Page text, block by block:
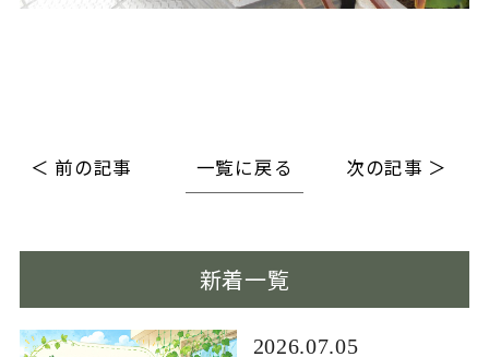
＜ 前の記事 一覧に戻る 次の記事 ＞
新着一覧
2026.07.05